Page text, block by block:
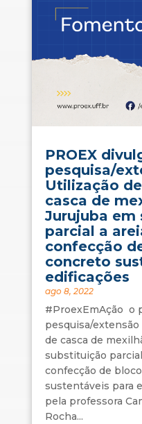
PROEX
pesquisa/
Utilização
casca de
Jurujuba em
parcial a
confecção
concreto
edificações
ago 8, 2022
#ProexEmAção o
pesquisa/
de casca de
substituição
confecção de
sustentáveis para
pela professora
Rocha...